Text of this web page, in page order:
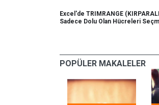
Excel'de TRIMRANGE
Sadece Dolu Olan Hücreleri
POPÜLER MAKALELER